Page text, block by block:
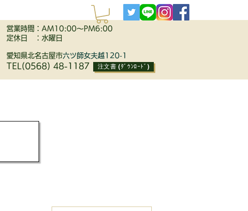
営業時間：AM10:00～PM6:00
定休日 ：水曜日
愛知県北名古屋市六ツ師女夫越120‐1
TEL(0568) 48-1187 注文書 (ﾀﾞｳﾝﾛｰﾄﾞ)